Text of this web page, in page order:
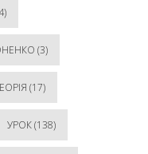
(3)
(17)
УРОК(138)